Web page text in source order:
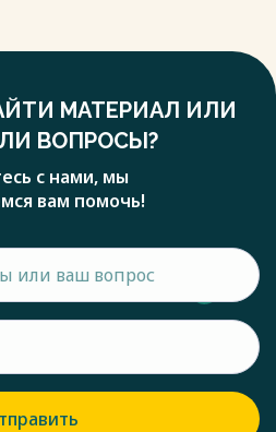
МАТЕРИАЛ ИЛИ
ВОПРОСЫ?
с нами, мы
вам помочь!